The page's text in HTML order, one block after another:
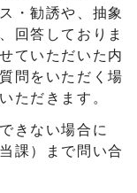
・勧誘や、抽象
回答しておりま
ていただいた内
問をいただく場
ただきます。
きない場合に
課）まで問い合